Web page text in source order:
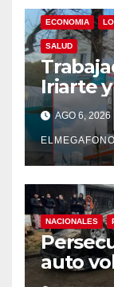
ECONOMIA
SALUD
Iriarte y
pase a
AGO 6, 2026
NACIONALES
auto